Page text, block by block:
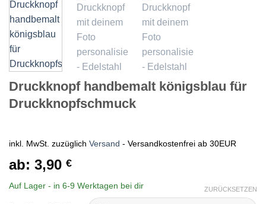
Druckknopf handbemalt königsblau für
Druckknopfschmuck
inkl. MwSt. zuzüglich Versand - Versandkostenfrei ab 30EUR
ab: 3,90 €
Auf Lager - in 6-9 Werktagen bei dir ZURÜCKSETZEN